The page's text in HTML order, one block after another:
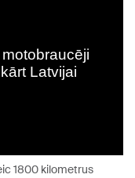
1800 kilometrus